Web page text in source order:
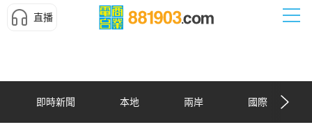
直播
即時新聞 本地 兩岸 國際